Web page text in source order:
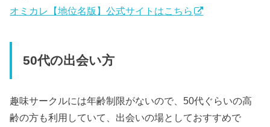
オミカレ【地位名版】公式サイトはこちら
50代の出会い方
趣味サークルには年齢制限がないので、50代ぐらいの高
齢の方も利用していて、出会いの場としておすすめで